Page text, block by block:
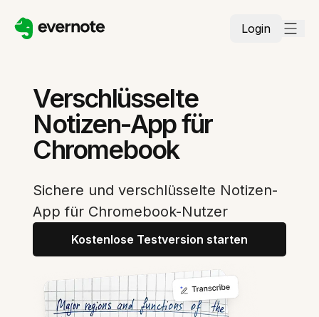
Login
Verschlüsselte
Notizen-App für
Chromebook
Sichere und verschlüsselte Notizen-
App für Chromebook-Nutzer
Kostenlose Testversion starten